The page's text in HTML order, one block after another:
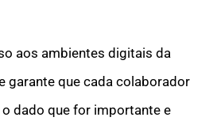
aos ambientes digitais da
garante que cada colaborador
dado que for importante e